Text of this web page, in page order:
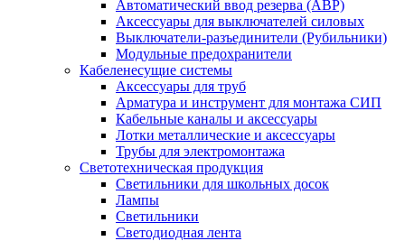
Автоматический ввод резерва (АВР)
Аксессуары для выключателей силовых
Выключатели-разъединители (Рубильники)
Модульные предохранители
Кабеленесущие системы
Аксессуары для труб
Арматура и инструмент для монтажа СИП
Кабельные каналы и аксессуары
Лотки металлические и аксессуары
Трубы для электромонтажа
Светотехническая продукция
Светильники для школьных досок
Лампы
Светильники
Светодиодная лента